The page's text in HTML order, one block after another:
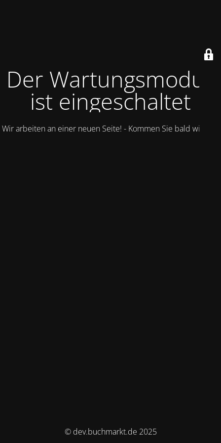
Der Wartungsmodus
ist eingeschaltet
Wir arbeiten an einer neuen Seite! - Kommen Sie bald wieder.
© dev.buchmarkt.de 2025